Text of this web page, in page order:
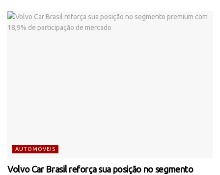
AUTOMÓVEIS
Volvo Car Brasil reforça sua posição no segmento